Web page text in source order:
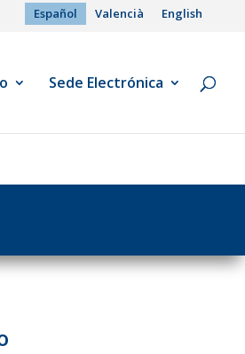
Español Valencià English
Sede Electrónica